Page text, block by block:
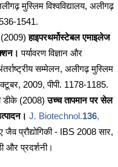
मुस्लिम विश्वविद्यालय, अलीगढ़
1541.
(2009)हाइपरथर्मोस्टेबल एमाइलेज
पर्यावरण विज्ञान और
सम्मेलन, अलीगढ़ मुस्लिम
2009, पीपी. 1178-1185.
डीके (2008)उच्च तापमान पर सेल
J. Biotechnol.136,
प्रौद्योगिकी - IBS 2008 सार,
और प्रदर्शनी।